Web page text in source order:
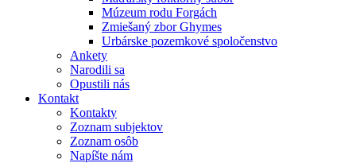
Múzeum rodu Forgách
Zmiešaný zbor Ghymes
Urbárske pozemkové spoločenstvo
Ankety
Narodili sa
Opustili nás
Kontakt
Kontakty
Zoznam subjektov
Zoznam osôb
Napíšte nám